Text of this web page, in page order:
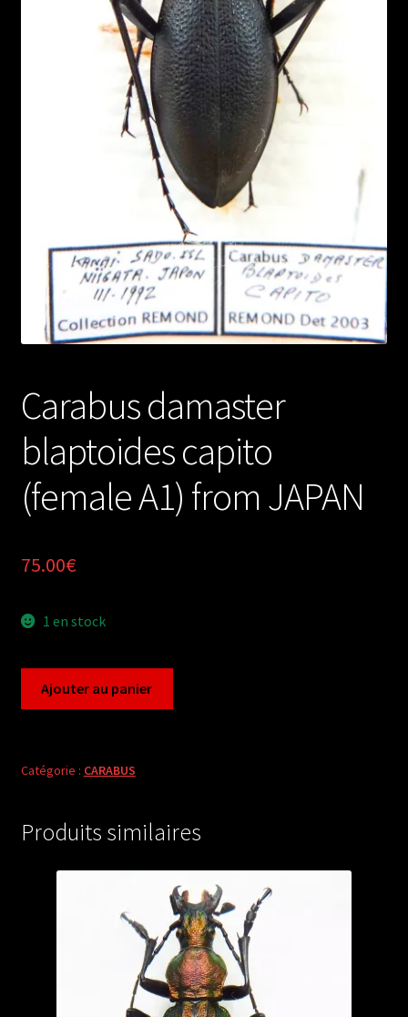
Carabus damaster
blaptoides capito
(female A1) from JAPAN
75.00€
1 en stock
blaptoides
A1)
Ajouter au panier
Catégorie : CARABUS
Produits similaires